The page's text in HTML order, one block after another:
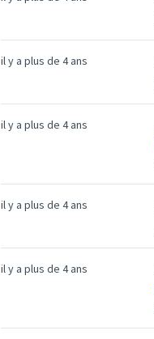
il y a plus de 4 ans
il y a plus de 4 ans
il y a plus de 4 ans
il y a plus de 4 ans